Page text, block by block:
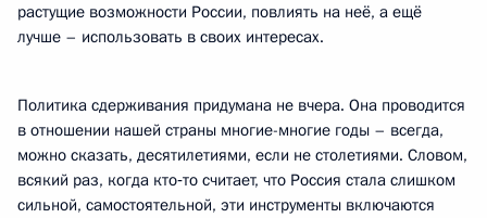
растущие возможности России, повлиять на неё, а ещё
лучше – использовать в своих интересах.
Политика сдерживания придумана не вчера. Она проводится
в отношении нашей страны многие-многие годы – всегда,
можно сказать, десятилетиями, если не столетиями. Словом,
всякий раз, когда кто‑то считает, что Россия стала слишком
сильной, самостоятельной, эти инструменты включаются